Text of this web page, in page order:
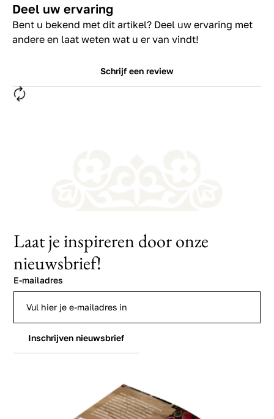
Deel uw ervaring
Bent u bekend met dit artikel? Deel uw ervaring met
andere en laat weten wat u er van vindt!
Schrijf een review
Laat je inspireren door onze
nieuwsbrief!
E-mailadres
Inschrijven nieuwsbrief